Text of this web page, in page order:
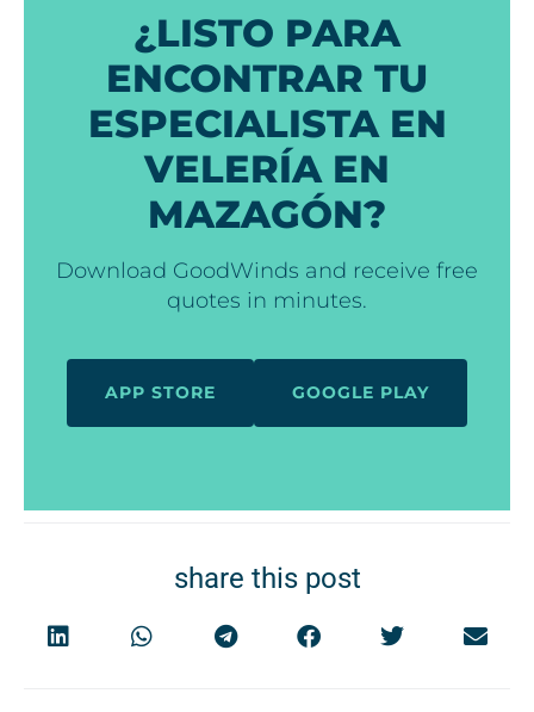
¿LISTO PARA
ENCONTRAR TU
ESPECIALISTA EN
VELERÍA EN
MAZAGÓN?
Download GoodWinds and receive free
quotes in minutes.
APP STORE GOOGLE PLAY
share this post